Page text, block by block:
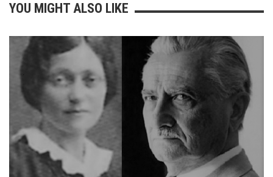
YOU MIGHT ALSO LIKE